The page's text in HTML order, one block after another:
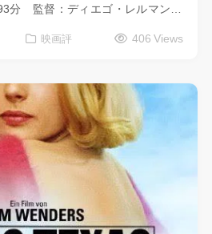
分 監督：ディエゴ・レルマン…
映画評 406 Views